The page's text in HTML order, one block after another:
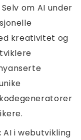
Selv om AI under
kreativitet og
AI i webutvikling